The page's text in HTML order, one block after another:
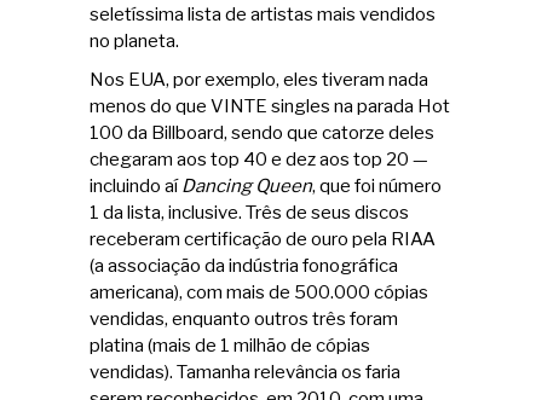
seletíssima lista de artistas mais vendidos
no planeta.
Nos EUA, por exemplo, eles tiveram nada
menos do que VINTE singles na parada Hot
100 da Billboard, sendo que catorze deles
chegaram aos top 40 e dez aos top 20 —
incluindo aíDancing Queen, que foi número
1 da lista, inclusive. Três de seus discos
receberam certificação de ouro pela RIAA
(a associação da indústria fonográfica
americana), com mais de 500.000 cópias
vendidas, enquanto outros três foram
platina (mais de 1 milhão de cópias
vendidas). Tamanha relevância os faria